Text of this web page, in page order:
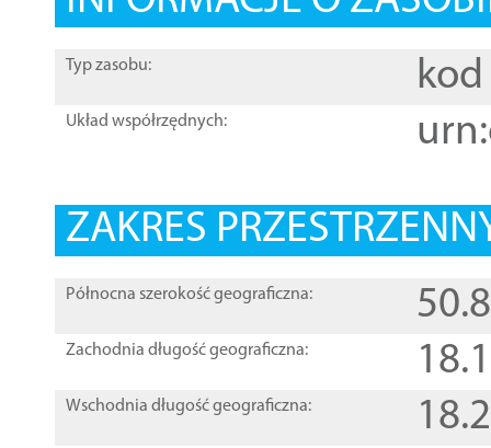
Typ zasobu: kod
Układ współrzędnych:
ZAKRES
Północna szerokość geograficzna:
Zachodnia długość geograficzna:
Wschodnia długość geograficzna: